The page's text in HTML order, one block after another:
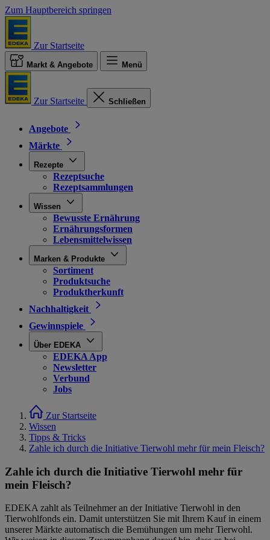
Zum Hauptbereich springen
Zur Startseite
Markt & Angebote Menü
Zur Startseite Schließen
Angebote
Märkte
Rezepte
Rezeptsuche
Rezeptsammlungen
Wissen
Bewusste Ernährung
Ernährungsformen
Lebensmittelwissen
Marken & Produkte
Sortiment
Produktsuche
Produktherkunft
Nachhaltigkeit
Gewinnspiele
Über EDEKA
EDEKA App
Newsletter
Verbund
Jobs
Zur Startseite
Wissen
Tipps & Tricks
Zahle ich durch die Initiative Tierwohl mehr für mein Fleisch?
Zahle ich durch die Initiative Tierwohl mehr für
mein Fleisch?
EDEKA zahlt als Teilnehmer an der Initiative Tierwohl in den
Tierwohlfonds ein. Damit unterstützen Sie mit Ihrem Kauf in einem
unserer Märkte automatisch die Bemühungen um mehr Tierwohl.